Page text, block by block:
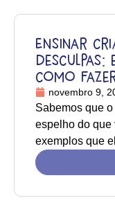
Ensinar
desculpas:
como
novembro 9,
Sabemos que
espelho do que
exemplos que